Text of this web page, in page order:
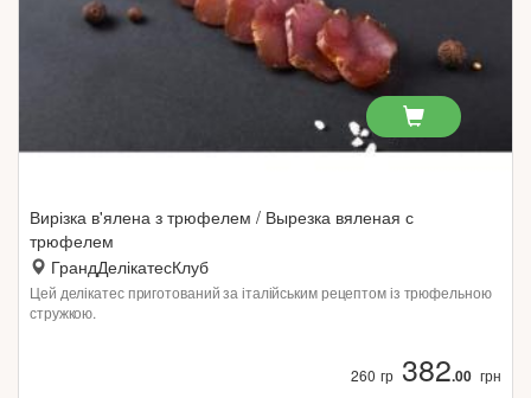
Вирізка в'ялена з трюфелем / Вырезка вяленая с
трюфелем
ГрандДелікатесКлуб
Цей делікатес приготований за італійським рецептом із трюфельною
стружкою.
260 гр382.00 грн